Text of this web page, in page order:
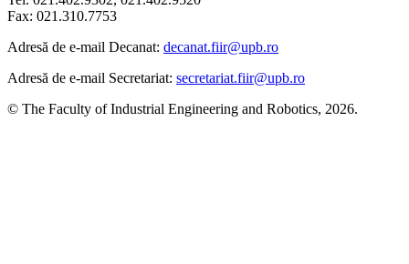
Fax: 021.310.7753
Adresă de e-mail Decanat: decanat.fiir@upb.ro
Adresă de e-mail Secretariat: secretariat.fiir@upb.ro
© The Faculty of Industrial Engineering and Robotics, 2026.